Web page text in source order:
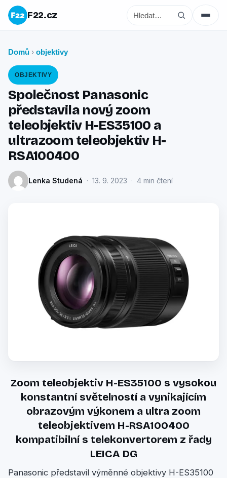
F22.cz
Domů › objektivy
OBJEKTIVY
Společnost Panasonic
představila nový zoom
teleobjektiv H-ES35100 a
ultrazoom teleobjektiv H-
RSA100400
Lenka Studená · 13. 9. 2023 · 4 min čtení
Zoom teleobjektiv H-ES35100 s vysokou
konstantní světelností a vynikajícím
obrazovým výkonem a ultra zoom
teleobjektivem H-RSA100400
kompatibilní s telekonvertorem z řady
LEICA DG
Panasonic představil výměnné objektivy H-ES35100